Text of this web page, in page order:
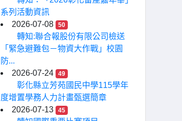
系列活動資訊
2026-07-08
50
轉知:聯合報股份有限公司檢送
「緊急避難包－物資大作戰」校園
防...
2026-07-24
49
彰化縣立芳苑國民中學115學年
度增置學務人力計畫甄選簡章
2026-07-13
45